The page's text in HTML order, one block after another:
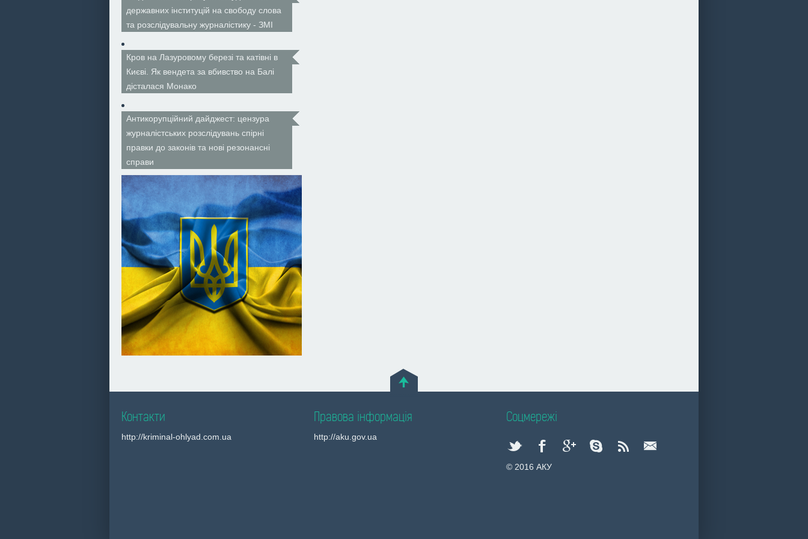
державних інституцій на свободу слова
та розслідувальну журналістику - ЗМІ
Кров на Лазуровому березі та катівні в
Києві. Як вендета за вбивство на Балі
дісталася Монако
Антикорупційний дайджест: цензура
журналістських розслідувань спірні
правки до законів та нові резонансні
справи
Контакти
http://kriminal-ohlyad.com.ua
Правова інформація
http://aku.gov.ua
Соцмережі
© 2016 АКУ